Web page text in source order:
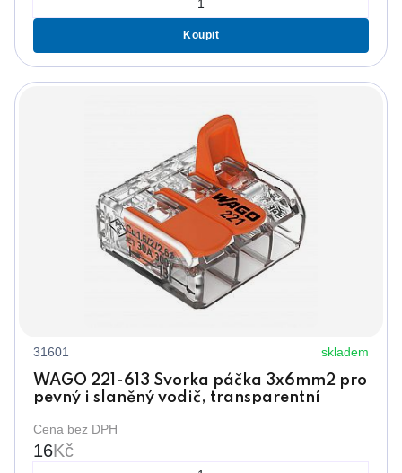
Koupit
31601 skladem
WAGO 221-613 Svorka páčka 3x6mm2 pro
pevný i slaněný vodič, transparentní
Cena bez DPH
16Kč